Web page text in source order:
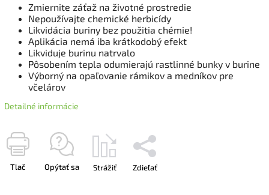
Zmiernite záťaž na životné prostredie
Nepoužívajte chemické herbicídy
Likvidácia buriny bez použitia chémie!
Aplikácia nemá iba krátkodobý efekt
Likviduje burinu natrvalo
Pôsobením tepla odumierajú rastlinné bunky v burine
Výborný na opaľovanie rámikov a medníkov pre
včelárov
Detailné informácie
Tlač Opýtať sa Strážiť Zdieľať